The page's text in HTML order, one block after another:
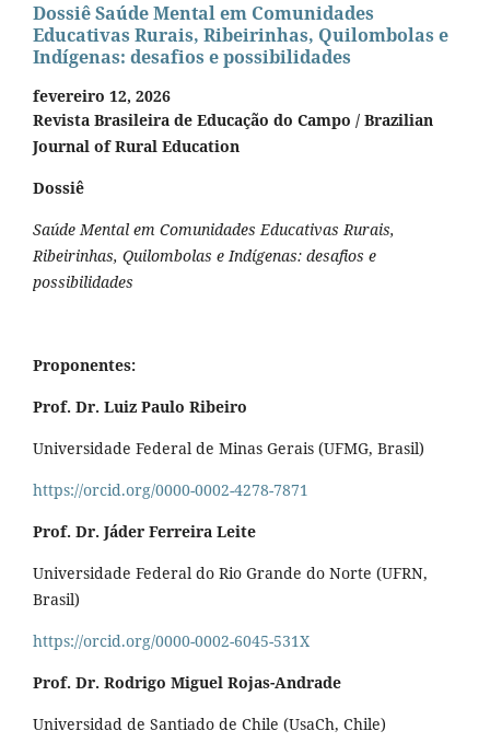
Dossiê Saúde Mental em Comunidades
Educativas Rurais, Ribeirinhas, Quilombolas e
Indígenas: desafios e possibilidades
fevereiro 12, 2026
Revista Brasileira de Educação do Campo / Brazilian
Journal of Rural Education
Dossiê
Saúde Mental em Comunidades Educativas Rurais,
Ribeirinhas, Quilombolas e Indígenas: desafios e
possibilidades
Proponentes:
Prof. Dr. Luiz Paulo Ribeiro
Universidade Federal de Minas Gerais (UFMG, Brasil)
https://orcid.org/0000-0002-4278-7871
Prof. Dr. Jáder Ferreira Leite
Universidade Federal do Rio Grande do Norte (UFRN,
Brasil)
https://orcid.org/0000-0002-6045-531X
Prof. Dr. Rodrigo Miguel Rojas-Andrade
Universidad de Santiado de Chile (UsaCh, Chile)